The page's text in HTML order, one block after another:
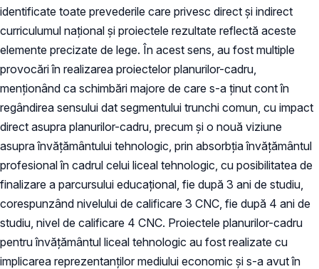
identificate toate prevederile care privesc direct și indirect
curriculumul național și proiectele rezultate reflectă aceste
elemente precizate de lege. În acest sens, au fost multiple
provocări în realizarea proiectelor planurilor-cadru,
menționând ca schimbări majore de care s-a ținut cont în
regândirea sensului dat segmentului trunchi comun, cu impact
direct asupra planurilor-cadru, precum și o nouă viziune
asupra învățământului tehnologic, prin absorbția învățământul
profesional în cadrul celui liceal tehnologic, cu posibilitatea de
finalizare a parcursului educațional, fie după 3 ani de studiu,
corespunzând nivelului de calificare 3 CNC, fie după 4 ani de
studiu, nivel de calificare 4 CNC. Proiectele planurilor-cadru
pentru învățământul liceal tehnologic au fost realizate cu
implicarea reprezentanților mediului economic și s-a avut în